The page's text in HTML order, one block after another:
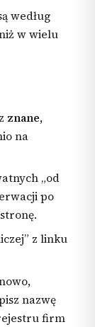
według
w wielu
znane,
na
„od
po
z linku
nazwę
firm